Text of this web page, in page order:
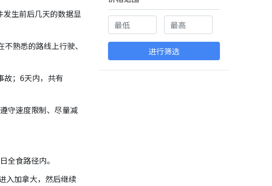
生前后几天的数据显
熟悉的路线上行驶、
故；6天内，共有
守速度限制、尽量减
全食路径内。
入加拿大，然后继续
进行筛选